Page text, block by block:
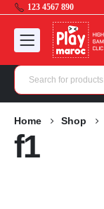
123 4567 890
Home Shop
f1